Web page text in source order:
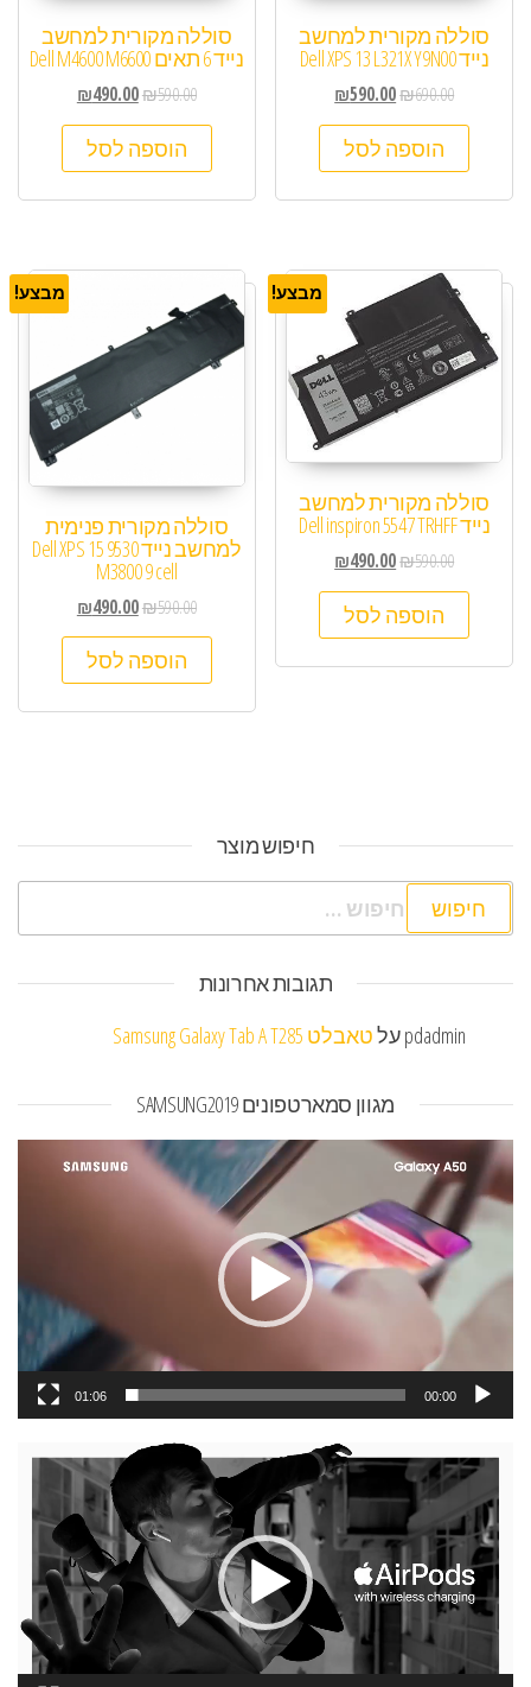
סוללה מקורית למחשב
נייד Dell XPS 13 L321X Y9N00
₪690.00
₪590.00
הוספה לסל
סוללה מקורית למחשב
נייד 6 תאים Dell M4600 M6600
₪590.00
₪490.00
הוספה לסל
מבצע!
סוללה מקורית למחשב
נייד Dell inspiron 5547 TRHFF
₪590.00
₪490.00
הוספה לסל
מבצע!
סוללה מקורית פנימית
למחשב נייד Dell XPS 15 9530
M3800 9 cell
₪590.00
₪490.00
הוספה לסל
חיפוש מוצר
חיפוש:
תגובות אחרונות
pdadminעלטאבלט Samsung Galaxy Tab A T285
מגוון סמארטפונים SAMSUNG2019
נגן
וידאו
00:00
01:06
נגן
וידאו